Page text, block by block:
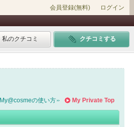
会員登録(無料) ログイン
私のクチコミ クチコミする
My Private Top
My@cosmeの使い方